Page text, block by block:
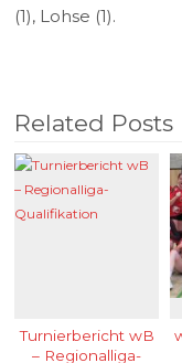
(1), Lohse (1).
Related Posts
Turnierbericht wB
– Regionalliga-